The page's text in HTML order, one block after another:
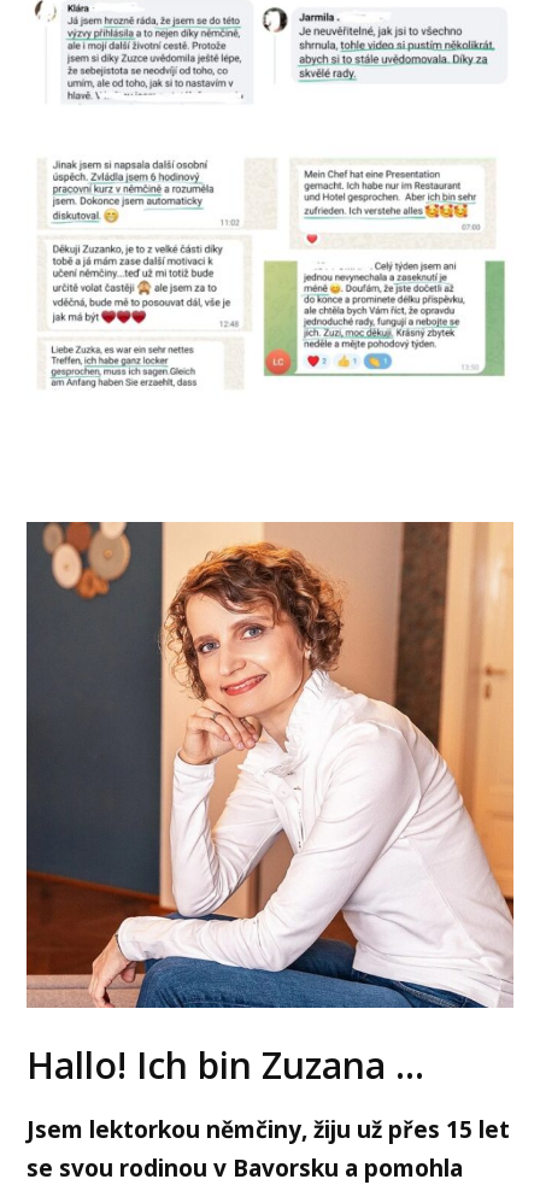
Hallo! Ich bin Zuzana ...
Jsem lektorkou němčiny, žiju už přes 15 let
se svou rodinou v Bavorsku a pomohla